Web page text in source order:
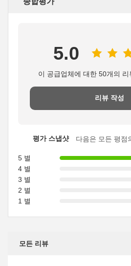
5.0
이 공급업체에 대한 50개의
리뷰 작성
평가 스냅샷 다음은 모든 평점
5 별
4 별
3 별
2 별
1 별
모든 리뷰